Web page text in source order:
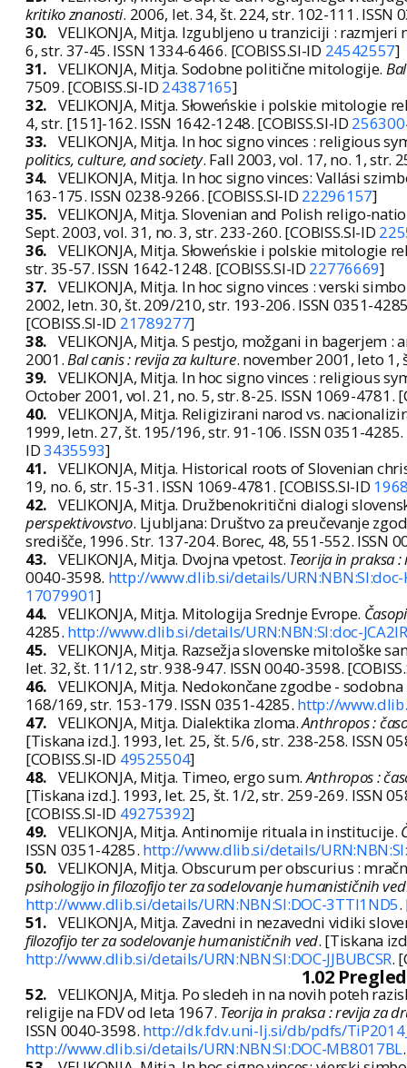
kritiko znanosti. 2006, let. 34, št. 224, str. 102-111. ISSN
30. VELIKONJA, Mitja. Izgubljeno u tranziciji :
6, str. 37-45. ISSN 1334-6466. [COBISS.SI-ID 24542557]
31. VELIKONJA, Mitja. Sodobne politične mitologije.
7509. [COBISS.SI-ID 24387165]
32. VELIKONJA, Mitja. Słoweńskie i polskie mitologie
4, str. [151]-162. ISSN 1642-1248. [COBISS.SI-ID
33. VELIKONJA, Mitja. In hoc signo vinces : religious
politics, culture, and society. Fall 2003, vol. 17, no. 1, str.
34. VELIKONJA, Mitja. In hoc signo vinces: Vallási
163-175. ISSN 0238-9266. [COBISS.SI-ID 22296157]
35. VELIKONJA, Mitja. Slovenian and Polish religo-
Sept. 2003, vol. 31, no. 3, str. 233-260. [COBISS.SI-ID
36. VELIKONJA, Mitja. Słoweńskie i polskie mitologie
str. 35-57. ISSN 1642-1248. [COBISS.SI-ID 22776669]
37. VELIKONJA, Mitja. In hoc signo vinces : verski
2002, letn. 30, št. 209/210, str. 193-206. ISSN 0351-
[COBISS.SI-ID 21789277]
38. VELIKONJA, Mitja. S pestjo, možgani in bagerjem
2001.Bal canis : revija za kulture. november 2001, leto 1,
39. VELIKONJA, Mitja. In hoc signo vinces : religious
October 2001, vol. 21, no. 5, str. 8-25. ISSN 1069-4781.
40. VELIKONJA, Mitja. Religizirani narod vs.
1999, letn. 27, št. 195/196, str. 91-106. ISSN 0351-4285.
ID3435593]
41. VELIKONJA, Mitja. Historical roots of Slovenian
19, no. 6, str. 15-31. ISSN 1069-4781. [COBISS.SI-ID
42. VELIKONJA, Mitja. Družbenokritični dialogi
perspektivovstvo. Ljubljana: Društvo za preučevanje
središče, 1996. Str. 137-204. Borec, 48, 551-552. ISSN
43. VELIKONJA, Mitja. Dvojna vpetost. Teorija in praksa
0040-3598. http://www.dlib.si/details/URN:NBN:SI:doc-
17079901]
44. VELIKONJA, Mitja. Mitologija Srednje Evrope.
4285. http://www.dlib.si/details/URN:NBN:SI:doc-
45. VELIKONJA, Mitja. Razsežja slovenske mitološke
let. 32, št. 11/12, str. 938-947. ISSN 0040-3598.
46. VELIKONJA, Mitja. Nedokončane zgodbe -
168/169, str. 153-179. ISSN 0351-4285. http://
47. VELIKONJA, Mitja. Dialektika zloma.Anthropos :
[Tiskana izd.]. 1993, let. 25, št. 5/6, str. 238-258. ISSN
[COBISS.SI-ID 49525504]
48. VELIKONJA, Mitja. Timeo, ergo sum.Anthropos :
[Tiskana izd.]. 1993, let. 25, št. 1/2, str. 259-269. ISSN
[COBISS.SI-ID 49275392]
49. VELIKONJA, Mitja. Antinomije rituala in institucije.
ISSN 0351-4285. http://www.dlib.si/details/
50. VELIKONJA, Mitja. Obscurum per obscurius :
psihologijo in filozofijo ter za sodelovanje humanističnih ved
http://www.dlib.si/details/URN:NBN:SI:DOC-3TTI1ND5.
51. VELIKONJA, Mitja. Zavedni in nezavedni vidiki
filozofijo ter za sodelovanje humanističnih ved. [Tiskana
http://www.dlib.si/details/URN:NBN:SI:DOC-JJBUBCSR.
1.02
52. VELIKONJA, Mitja. Po sledeh in na novih poteh
religije na FDV od leta 1967. Teorija in praksa : revija za
ISSN 0040-3598. http://dk.fdv.uni-lj.si/db/pdfs/
http://www.dlib.si/details/URN:NBN:SI:DOC-MB8017BL